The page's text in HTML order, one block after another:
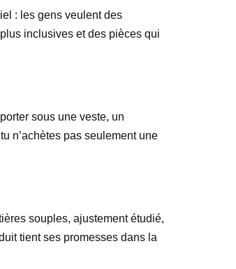
: les gens veulent des
inclusives et des pièces qui
sous une veste, un
n’achètes pas seulement une
souples, ajustement étudié,
tient ses promesses dans la